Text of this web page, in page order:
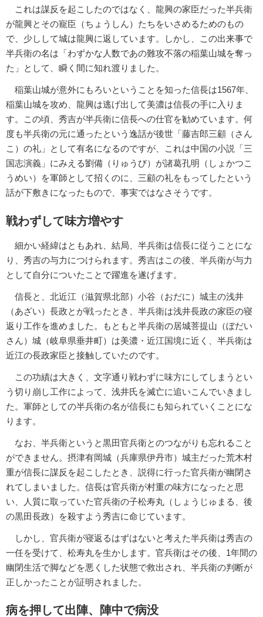
これは謀反を起こしたのではなく、龍興の家臣だった半兵衛
が龍興とその寵臣（ちょうしん）たちをいさめるためのもの
で、少しして城は龍興に返しています。しかし、この出来事で
半兵衛の名は「わずかな人数であの難攻不落の稲葉山城を奪っ
た」として、瞬く間に知れ渡りました。
稲葉山城が意外にもろいということを知った信長は1567年、
稲葉山城を攻め、龍興は逃げ出して美濃は信長の手に入りま
す。この頃、秀吉が半兵衛に信長への仕官を勧めています。何
度も半兵衛の元に通ったという逸話が後世「藤吉郎三顧（さん
こ）の礼」として有名になるのですが、これは中国の小説「三
国志演義」にみえる劉備（りゅうび）が諸葛孔明（しょかつこ
うめい）を軍師として招くのに、三顧の礼をもってしたという
話が下敷きになったもので、事実ではなさそうです。
戦わずして味方増やす
細かい経緯はともあれ、結局、半兵衛は信長に従うことにな
り、秀吉の与力につけられます。秀吉はこの後、半兵衛が与力
として自分についたことで躍進を遂げます。
信長と、北近江（滋賀県北部）小谷（おだに）城主の浅井
（あざい）長政とが戦ったとき、半兵衛は浅井長政の家臣の寝
返り工作を進めました。もともと半兵衛の居城菩提山（ぼだい
さん）城（岐阜県垂井町）は美濃・近江国境に近く、半兵衛は
近江の長政家臣と接触していたのです。
この功績は大きく、文字通り戦わずに味方にしてしまうとい
う切り崩し工作によって、浅井氏を滅亡に追いこんでいきまし
た。軍師としての半兵衛の名が信長にも知られていくことにな
ります。
なお、半兵衛というと黒田官兵衛とのつながりも忘れること
ができません。摂津有岡城（兵庫県伊丹市）城主だった荒木村
重が信長に謀反を起こしたとき、説得に行った官兵衛が幽閉さ
れてしまいました。信長は官兵衛が村重の味方になったと思
い、人質に取っていた官兵衛の子松寿丸（しょうじゅまる、後
の黒田長政）を殺すよう秀吉に命じています。
しかし、官兵衛が寝返るはずはないと考えた半兵衛は秀吉の
一任を受けて、松寿丸を生かします。官兵衛はその後、1年間の
幽閉生活で脚などを悪くした状態で救出され、半兵衛の判断が
正しかったことが証明されました。
病を押して出陣、陣中で病没